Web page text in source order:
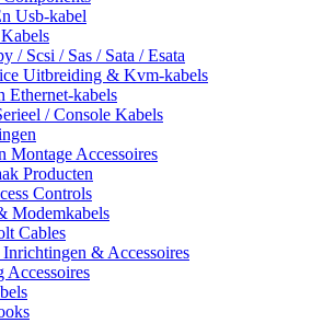
Usb-kabel
/ Scsi / Sas / Sata / Esata
Uitbreiding & Kvm-kabels
Ethernet-kabels
/ Console Kabels
Montage Accessoires
Producten
Controls
Modemkabels
Cables
& Accessoires
Accessoires